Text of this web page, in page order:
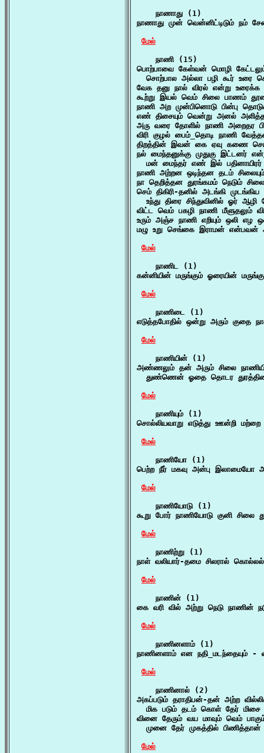
    நாணாது (1)
நாணாது முன் வென்னிட்டிடும் நம்
மேல்
    நாணி (15)
பொற்பாவை கேள்வன் மொழி
சொற்பால அல்லா பழி கூர் உரை
வேக தனு நால் விரல் என்று உரைக்க
கூற்று இயல் வெம் சிலை பாணம்
நாணி அற முன்பினொடு பின்பு
எண் திசையும் வென்று அனல்
அரு வரை தோளில் நாணி அறைதர
விரி குழல் பைம்_தொடி நாணி
திறத்தின் இவன் கை ஏவு கணை
நல் மைந்தனுக்கு முதுகு இட்டனர்
மன் மைந்தர் எண் இல் பதினாயிரர்
நாணி அற்றன ஒடிந்தன தடம்
நா தெறித்தன துரங்கமம் நெடும்
செம் திகிரி-தனில் அடங்கி
உந்து திரை சிந்துவினில் ஓர்
விட்ட வெம் பகழி நாணி மீளுதலும்
உரும் அஞ்ச நாணி எறியும் ஒலி எழ
மழு உறு செங்கை இராமன் என்பவன்
மேல்
    நாணிட (1)
கன்னியின் மருங்கும் ஓரையின்
மேல்
    நாணிடை (1)
எடுத்தபோதில் ஒன்று அரும் குதை
மேல்
    நாணியின் (1)
அண்ணலும் தன் அரும் சிலை
துண்ணென் ஓதை தொடர
மேல்
    நாணியும் (1)
சொல்லியவாறு எடுத்து ஊன்றி
மேல்
    நாணியோ (1)
பெற்ற நீர் மகவு அன்பு இலாமையோ
மேல்
    நாணியோடு (1)
கூறு போர் நாணியோடு குனி சிலை
மேல்
    நாணிற்று (1)
நாள் வலியார்-தமை சிலரால்
மேல்
    நாணின் (1)
கை வரி வில் அற்று நெடு நாணின்
மேல்
    நாணினளாம் (1)
நாணினளாம் என நதி_மடந்தையும் -
மேல்
    நாணினால் (2)
அகப்படும் தராதிபன்-தன் அற்ற
மிக படும் தடம் கொள் தேர் மிசை
வினை தேரும் வய மாவும் வெம்
முனை தேர் முகத்தில்
மேல்